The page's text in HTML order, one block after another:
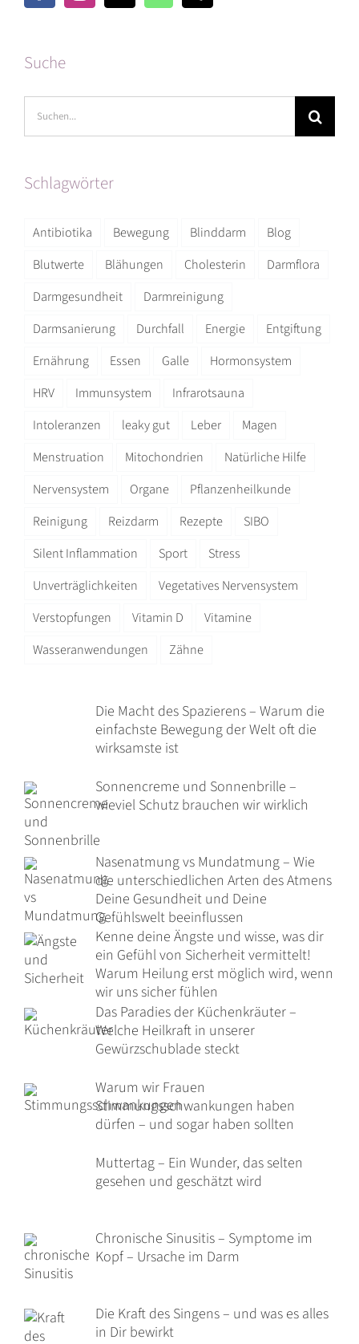
Suche
nach:
Schlagwörter
Antibiotika Bewegung Blinddarm
Blog
Blutwerte
Blähungen Cholesterin
Darmflora
Darmgesundheit
Darmreinigung
Darmsanierung
Durchfall Energie
Entgiftung
Ernährung
Essen Galle
Hormonsystem
HRV
Immunsystem
Infrarotsauna
Intoleranzen
leaky gut Leber
Magen
Menstruation
Mitochondrien
Natürliche Hilfe
Nervensystem
Organe
Pflanzenheilkunde
Reinigung
Reizdarm Rezepte
SIBO
Silent Inflammation
Sport
Stress
Unverträglichkeiten
Vegetatives Nervensystem
Verstopfungen
Vitamin D
Vitamine
Wasseranwendungen
Zähne
Die Macht des Spazierens – Warum die
einfachste Bewegung der Welt oft die
wirksamste ist
Sonnencreme und Sonnenbrille –
wieviel Schutz brauchen wir wirklich
Nasenatmung vs Mundatmung – Wie
die unterschiedlichen Arten des Atmens
Deine Gesundheit und Deine
Gefühlswelt beeinflussen
Kenne deine Ängste und wisse, was dir
ein Gefühl von Sicherheit vermittelt!
Warum Heilung erst möglich wird, wenn
wir uns sicher fühlen
Das Paradies der Küchenkräuter –
Welche Heilkraft in unserer
Gewürzschublade steckt
Warum wir Frauen
Stimmungsschwankungen haben
dürfen – und sogar haben sollten
Muttertag – Ein Wunder, das selten
gesehen und geschätzt wird
Chronische Sinusitis – Symptome im
Kopf – Ursache im Darm
Die Kraft des Singens – und was es alles
in Dir bewirkt